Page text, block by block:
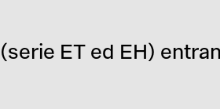
ET ed EH)